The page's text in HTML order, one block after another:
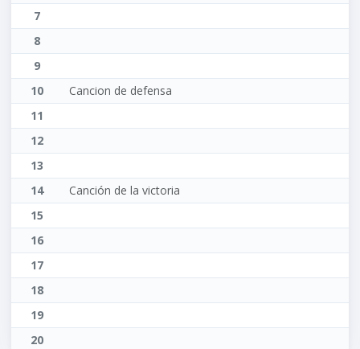
7
8
9
10
Cancion de defensa
11
12
13
14
Canción de la victoria
15
16
17
18
19
20